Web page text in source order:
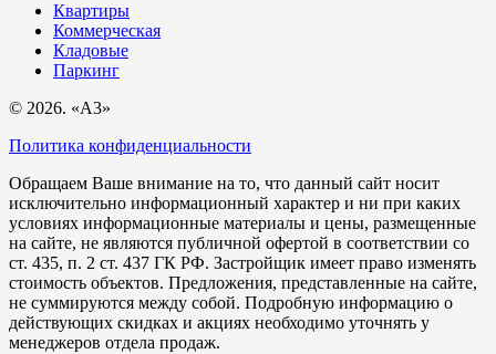
Квартиры
Коммерческая
Кладовые
Паркинг
© 2026. «A3»
Политика конфиденциальности
Обращаем Ваше внимание на то, что данный сайт носит
исключительно информационный характер и ни при каких
условиях информационные материалы и цены, размещенные
на сайте, не являются публичной офертой в соответствии со
ст. 435, п. 2 ст. 437 ГК РФ. Застройщик имеет право изменять
стоимость объектов. Предложения, представленные на сайте,
не суммируются между собой. Подробную информацию о
действующих скидках и акциях необходимо уточнять у
менеджеров отдела продаж.